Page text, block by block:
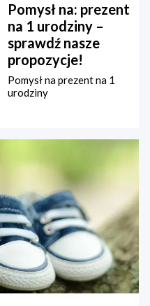
Pomysł na: prezent
na 1 urodziny –
sprawdź nasze
propozycje!
Pomysł na prezent na 1
urodziny